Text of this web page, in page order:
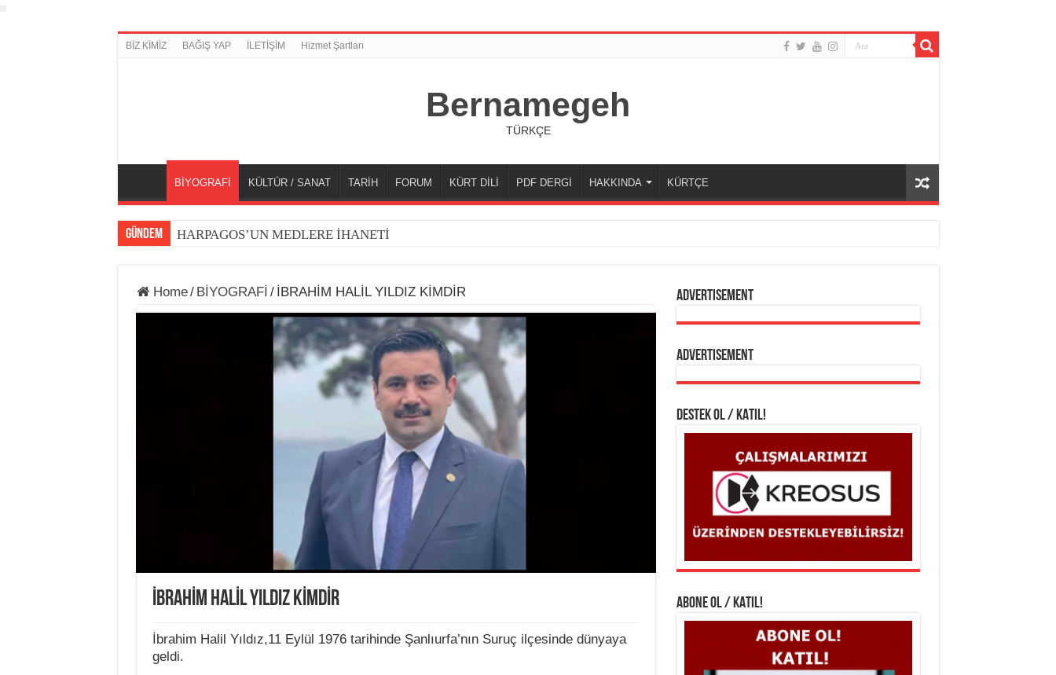
BİZ KİMİZ BAĞIŞ YAP İLETİŞİM Hizmet Şartları
Bernamegeh
TÜRKÇE
BİYOGRAFİ KÜLTÜR / SANAT TARİH FORUM KÜRT DİLİ PDF DERGİ HAKKINDA KÜRTÇE
GÜNDEM HARPAGOS’UN MEDLERE İHANETİ
Home/ BİYOGRAFİ / İBRAHİM HALİL YILDIZ KİMDİR
İBRAHİM HALİL YILDIZ KİMDİR
İbrahim Halil Yıldız,11 Eylül 1976 tarihinde Şanlıurfa’nın Suruç ilçesinde dünyaya
geldi.
Advertisement
Advertisement
DESTEK OL / KATIL!
ABONE OL / KATIL!